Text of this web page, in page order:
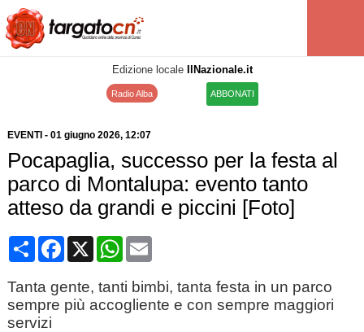
Edizione locale IlNazionale.it
Radio Alba ABBONATI
EVENTI - 01 giugno 2026, 12:07
Pocapaglia, successo per la festa al
parco di Montalupa: evento tanto
atteso da grandi e piccini [Foto]
CondividiFacebook
X WhatsApp
Email
Tanta gente, tanti bimbi, tanta festa in un parco
sempre più accogliente e con sempre maggiori
servizi